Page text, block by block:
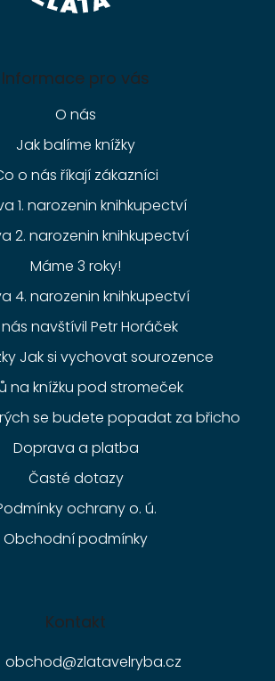
Informace pro vás
O nás
Jak balíme knížky
o nás říkají zákazníci
1. narozenin knihkupectví
2. narozenin knihkupectví
Máme 3 roky!
4. narozenin knihkupectví
navštívil Petr Horáček
Jak si vychovat sourozence
na knížku pod stromeček
se budete popadat za břicho
Doprava a platba
Časté dotazy
ochrany o. ú.
Obchodní podmínky
Kontakt
obchod@zlatavelryba.cz